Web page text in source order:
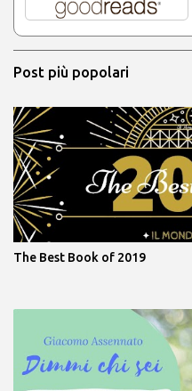
Post più popolari
The Best Book of 2019